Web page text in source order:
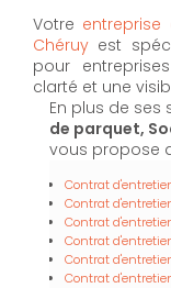
Votre
Chéruy est
pour
clarté et une
En plus de ses
de parquet,
vous propose
Contrat
Contrat
Contrat
Contrat
Contrat
Contrat